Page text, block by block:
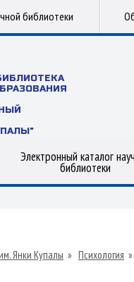
библиотеки
Электронный каталог
библиотеки
Янки Купалы » Психология »